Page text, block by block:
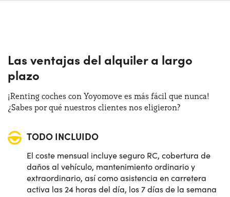
Tracción:Anterior
Plazas de estacionamiento:
Potencia:
188 cm
Maletero:
Las ventajas del alquiler a largo
plazo
¡Renting coches con Yoyomove es más fácil que nunca!
¿Sabes por qué nuestros clientes nos eligieron?
TODO INCLUIDO
El coste mensual incluye seguro RC, cobertura de
daños al vehículo, mantenimiento ordinario y
extraordinario, así como asistencia en carretera
activa las 24 horas del día, los 7 días de la semana